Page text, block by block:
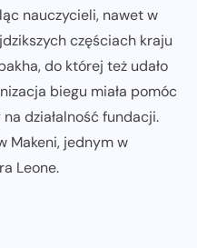
nauczycieli, nawet w
częściach kraju
do której też udało
biegu miała pomóc
działalność fundacji.
Makeni, jednym w
Leone.